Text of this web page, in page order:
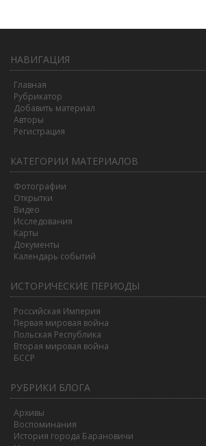
НАВИГАЦИЯ
Главная
Рубрикатор
Добавить материал
Авторы
Регистрация
КАТЕГОРИИ МАТЕРИАЛОВ
Фотографии
Открытки
Видео
Исследования
Карты
Документы
Календарь событий
ИСТОРИЧЕСКИЕ ПЕРИОДЫ
Российская Империя
Первая мировая война
Польская Республика
Вторая мировая война
БССР
РУБРИКИ БЛОГА
Архивы
Воспоминания
История города Барановичи